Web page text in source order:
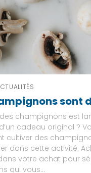
sont
des champignons est
cadeau original ?
cultiver des
dans cette activité.
votre achat pour
qui vous...